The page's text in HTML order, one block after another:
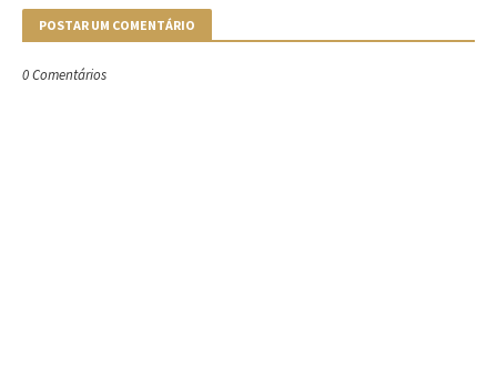
POSTAR UM COMENTÁRIO
0 Comentários